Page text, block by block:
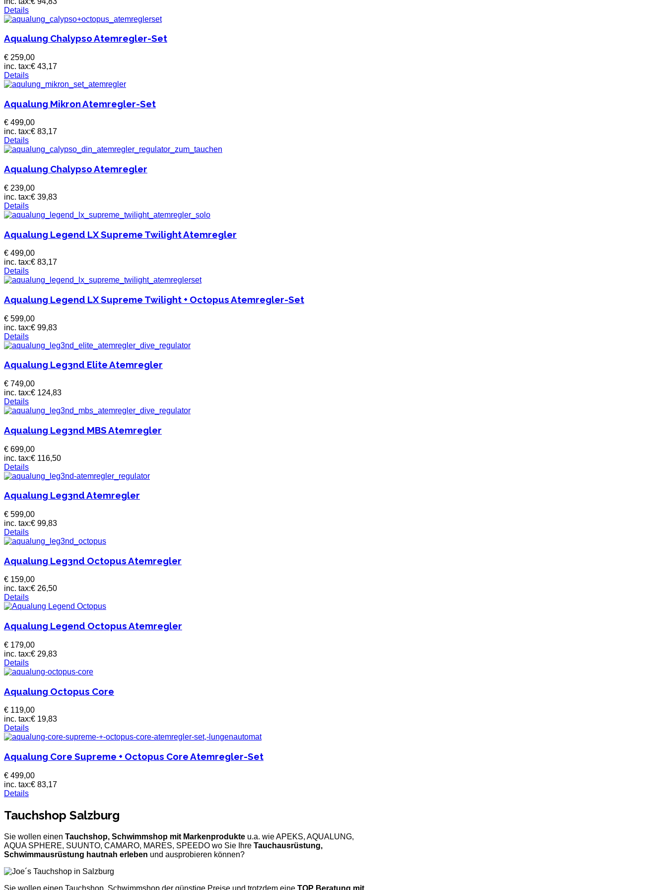
Details
Aqualung Chalypso Atemregler-Set
€ 259,00
inc. tax:€ 43,17
Details
Aqualung Mikron Atemregler-Set
€ 499,00
inc. tax:€ 83,17
Details
Aqualung Chalypso Atemregler
€ 239,00
inc. tax:€ 39,83
Details
Aqualung Legend LX Supreme Twilight Atemregler
€ 499,00
inc. tax:€ 83,17
Details
Aqualung Legend LX Supreme Twilight + Octopus Atemregler-Set
€ 599,00
inc. tax:€ 99,83
Details
Aqualung Leg3nd Elite Atemregler
€ 749,00
inc. tax:€ 124,83
Details
Aqualung Leg3nd MBS Atemregler
€ 699,00
inc. tax:€ 116,50
Details
Aqualung Leg3nd Atemregler
€ 599,00
inc. tax:€ 99,83
Details
Aqualung Leg3nd Octopus Atemregler
€ 159,00
inc. tax:€ 26,50
Details
Aqualung Legend Octopus Atemregler
€ 179,00
inc. tax:€ 29,83
Details
Aqualung Octopus Core
€ 119,00
inc. tax:€ 19,83
Details
Aqualung Core Supreme + Octopus Core Atemregler-Set
€ 499,00
inc. tax:€ 83,17
Details
Tauchshop Salzburg
Sie wollen einen Tauchshop, Schwimmshop mit Markenprodukte u.a. wie APEKS, AQUALUNG,
AQUA SPHERE, SUUNTO, CAMARO, MARES, SPEEDO wo Sie Ihre Tauchausrüstung,
Schwimmausrüstung hautnah erleben und ausprobieren können?
Sie wollen einen Tauchshop, Schwimmshop der günstige Preise und trotzdem eine TOP Beratung mit